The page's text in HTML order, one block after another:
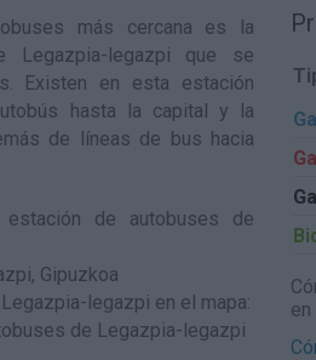
más cercana es la
legazpi que se
Existen en esta estación
hasta la capital y la
de líneas de bus hacia
de autobuses de
Gipuzkoa
legazpi en el mapa:
en